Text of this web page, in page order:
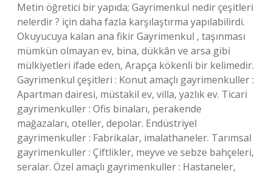
Metin öğretici bir yapıda; Gayrimenkul nedir çeşitleri
nelerdir ? için daha fazla karşılaştırma yapılabilirdi.
Okuyucuya kalan ana fikir Gayrimenkul , taşınması
mümkün olmayan ev, bina, dükkân ve arsa gibi
mülkiyetleri ifade eden, Arapça kökenli bir kelimedir.
Gayrimenkul çeşitleri : Konut amaçlı gayrimenkuller :
Apartman dairesi, müstakil ev, villa, yazlık ev. Ticari
gayrimenkuller : Ofis binaları, perakende
mağazaları, oteller, depolar. Endüstriyel
gayrimenkuller : Fabrikalar, imalathaneler. Tarımsal
gayrimenkuller : Çiftlikler, meyve ve sebze bahçeleri,
seralar. Özel amaçlı gayrimenkuller : Hastaneler,